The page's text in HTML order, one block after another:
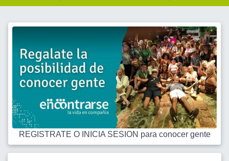
REGISTRATE O INICIA SESION para conocer gente